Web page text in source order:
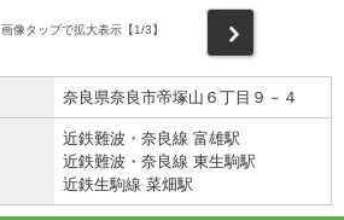
画像タップで拡大表示【1/3】
奈良県奈良市帝塚山６丁目９－４
近鉄難波・奈良線 富雄駅
近鉄難波・奈良線 東生駒駅
近鉄生駒線 菜畑駅